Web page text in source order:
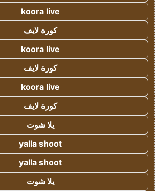
koora live
كورة لايف
koora live
كورة لايف
koora live
كورة لايف
يلا شوت
yalla shoot
yalla shoot
يلا شوت